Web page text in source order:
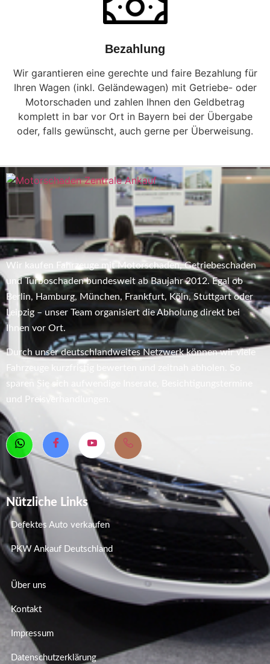
Bezahlung
Wir garantieren eine gerechte und faire Bezahlung für
Ihren Wagen (inkl. Geländewagen) mit Getriebe- oder
Motorschaden und zahlen Ihnen den Geldbetrag
komplett in bar vor Ort in Bayern bei der Übergabe
oder, falls gewünscht, auch gerne per Überweisung.
Wir kaufen Fahrzeuge mit Motorschaden, Getriebeschaden
und Turboschaden bundesweit ab Baujahr 2012. Egal ob
Berlin, Hamburg, München, Frankfurt, Köln, Stuttgart oder
Leipzig – unser Team organisiert die Abholung direkt bei
Ihnen vor Ort.
Durch unser deutschlandweites Netzwerk können wir viele
Fahrzeuge kurzfristig bewerten und zeitnah abholen. So
sparen Sie sich aufwendige Inserate, Besichtigungstermine
und Preisverhandlungen.
Nützliche Links
Defektes Auto verkaufen
PKW Ankauf Deutschland
Über uns
Kontakt
Impressum
Datenschutzerklärung